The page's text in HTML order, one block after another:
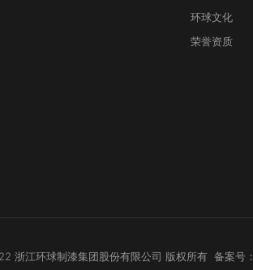
环球文化
荣誉资质
浙江环球制漆集团股份有限公司 版权所有 备案号：